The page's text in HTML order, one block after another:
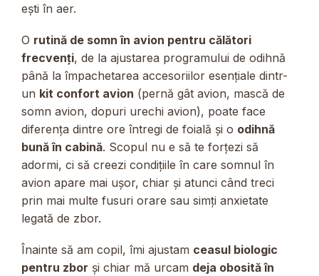
ești în aer.
O rutină de somn în avion pentru călători
frecvenți, de la ajustarea programului de odihnă
până la împachetarea accesoriilor esențiale dintr-
un kit confort avion (pernă gât avion, mască de
somn avion, dopuri urechi avion), poate face
diferența dintre ore întregi de foială și o odihnă
bună în cabină. Scopul nu e să te forțezi să
adormi, ci să creezi condițiile în care somnul în
avion apare mai ușor, chiar și atunci când treci
prin mai multe fusuri orare sau simți anxietate
legată de zbor.
Înainte să am copil, îmi ajustam ceasul biologic
pentru zbor și chiar mă urcam deja obosită în